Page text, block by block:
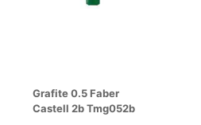
Grafite 0.5 Faber
Castell 2b Tmg052b